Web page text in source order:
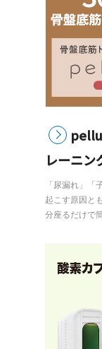
レーニン
「尿漏れ」「
起こす原因と
分座るだけで